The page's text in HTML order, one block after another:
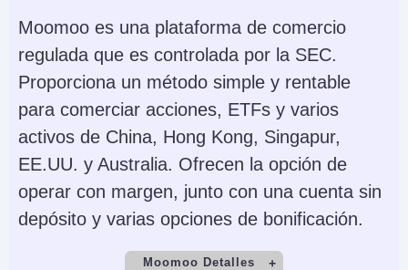
Moomoo es una plataforma de comercio
regulada que es controlada por la SEC.
Proporciona un método simple y rentable
para comerciar acciones, ETFs y varios
activos de China, Hong Kong, Singapur,
EE.UU. y Australia. Ofrecen la opción de
operar con margen, junto con una cuenta sin
depósito y varias opciones de bonificación.
Moomoo Detalles